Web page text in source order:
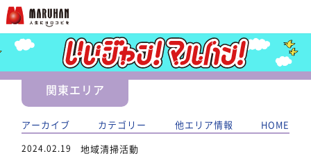
関東エリア
アーカイブ カテゴリー 他エリア情報 HOME
2024.02.19 地域清掃活動